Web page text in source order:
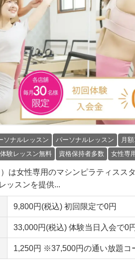
ソナルレッスン パーソナルレッスン 月
体験レッスン無料 資格保持者多数 女性専
は女性専用のマシンピラティスス
ッスンを提供...
9,800円(税込) 初回限定で0円
33,000円(税込) 体験当日入会で0円
1,250円 ※37,500円の通い放題コ